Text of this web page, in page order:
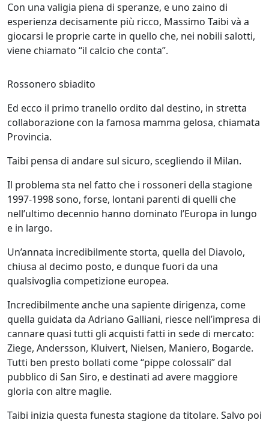
Con una valigia piena di speranze, e uno zaino di
esperienza decisamente più ricco, Massimo Taibi và a
giocarsi le proprie carte in quello che, nei nobili salotti,
viene chiamato “il calcio che conta”.
Rossonero sbiadito
Ed ecco il primo tranello ordito dal destino, in stretta
collaborazione con la famosa mamma gelosa, chiamata
Provincia.
Taibi pensa di andare sul sicuro, scegliendo il Milan.
Il problema sta nel fatto che i rossoneri della stagione
1997-1998 sono, forse, lontani parenti di quelli che
nell’ultimo decennio hanno dominato l’Europa in lungo
e in largo.
Un’annata incredibilmente storta, quella del Diavolo,
chiusa al decimo posto, e dunque fuori da una
qualsivoglia competizione europea.
Incredibilmente anche una sapiente dirigenza, come
quella guidata da Adriano Galliani, riesce nell’impresa di
cannare quasi tutti gli acquisti fatti in sede di mercato:
Ziege, Andersson, Kluivert, Nielsen, Maniero, Bogarde.
Tutti ben presto bollati come “pippe colossali” dal
pubblico di San Siro, e destinati ad avere maggiore
gloria con altre maglie.
Taibi inizia questa funesta stagione da titolare. Salvo poi